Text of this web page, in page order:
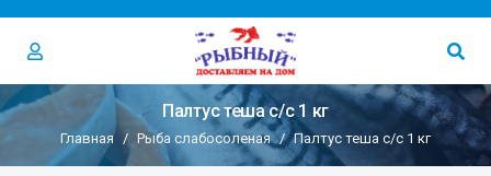
Палтус теша с/с 1 кг
Главная Рыба слабосоленая Палтус теша с/с 1 кг